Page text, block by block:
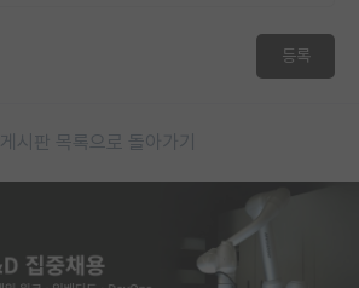
등록
게시판 목록으로 돌아가기